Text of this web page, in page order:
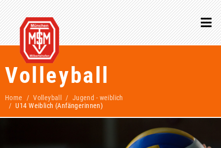
Volleyball
Home Volleyball
Jugend - weiblich
U14 Weiblich (Anfängerinnen)